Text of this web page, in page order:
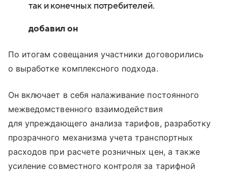
так и конечных потребителей.
добавил он
По итогам совещания участники договорились
о выработке комплексного подхода.
Он включает в себя налаживание постоянного
межведомственного взаимодействия
для упреждающего анализа тарифов, разработку
прозрачного механизма учета транспортных
расходов при расчете розничных цен, а также
усиление совместного контроля за тарифной